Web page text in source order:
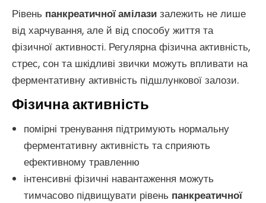
Рівень панкреатичної амілази залежить не лише
від харчування, але й від способу життя та
фізичної активності. Регулярна фізична активність,
стрес, сон та шкідливі звички можуть впливати на
ферментативну активність підшлункової залози.
Фізична активність
помірні тренування підтримують нормальну
ферментативну активність та сприяють
ефективному травленню
інтенсивні фізичні навантаження можуть
тимчасово підвищувати рівень панкреатичної